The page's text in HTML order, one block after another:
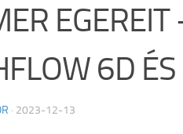
6D
· 2023-12-13